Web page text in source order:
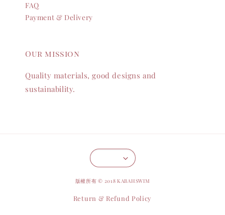
FAQ
Payment & Delivery
Our mission
Quality materials, good designs and
sustainability.
版權所有 © 2018 KABAHSWIM
Return & Refund Policy